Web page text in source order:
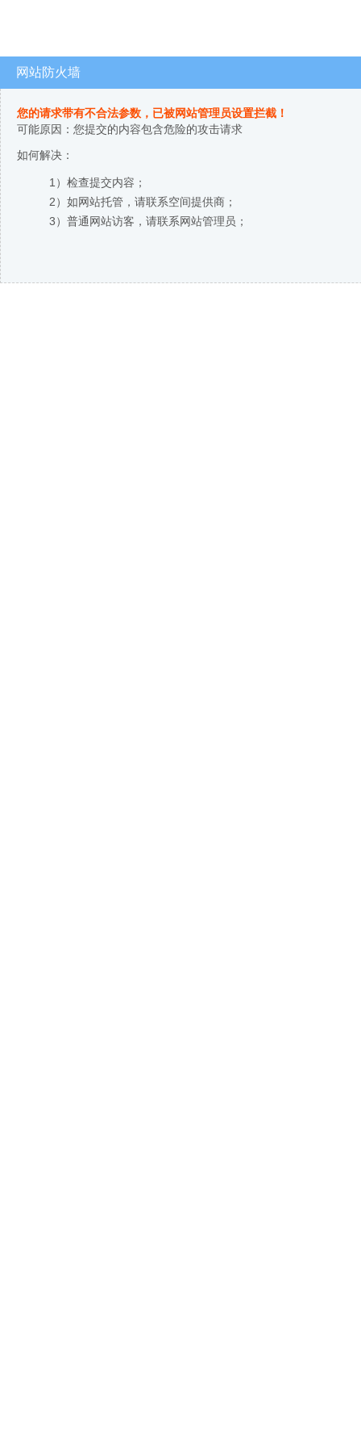
网站防火墙
您的请求带有不合法参数，已被网站管理员设置拦截！
可能原因：您提交的内容包含危险的攻击请求
如何解决：
1）检查提交内容；
2）如网站托管，请联系空间提供商；
3）普通网站访客，请联系网站管理员；